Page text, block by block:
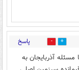
4 پاسخ
مسئله آذربایجان به